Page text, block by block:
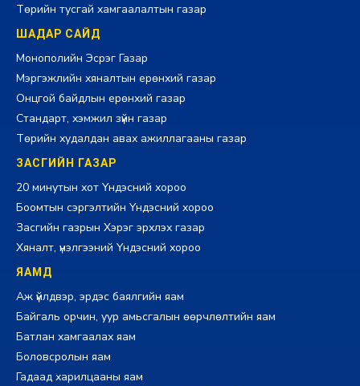
Төрийн тусгай хамгаалалтын газар
ШАДАР САЙД
Монополийн Эсрэг Газар
Мэргэжлийн хяналтын ерөнхий газар
Онцгой байдлын ерөнхий газар
Стандарт, хэмжил зүйн газар
Төрийн худалдан авах ажиллагааны газар
ЗАСГИЙН ГАЗАР
20 минутын хот Үндэсний хороо
Боомтын сэргэлтийн Үндэсний хороо
Засгийн газрын Хэрэг эрхлэх газар
Хяналт, үнэлгээний Үндэсний хороо
ЯАМД
Аж үйлдвэр, эрдэс баялгийн яам
Байгаль орчин, уур амьсгалын өөрчлөлтийн яам
Батлан хамгаалах яам
Боловсролын яам
Гадаад харилцааны яам